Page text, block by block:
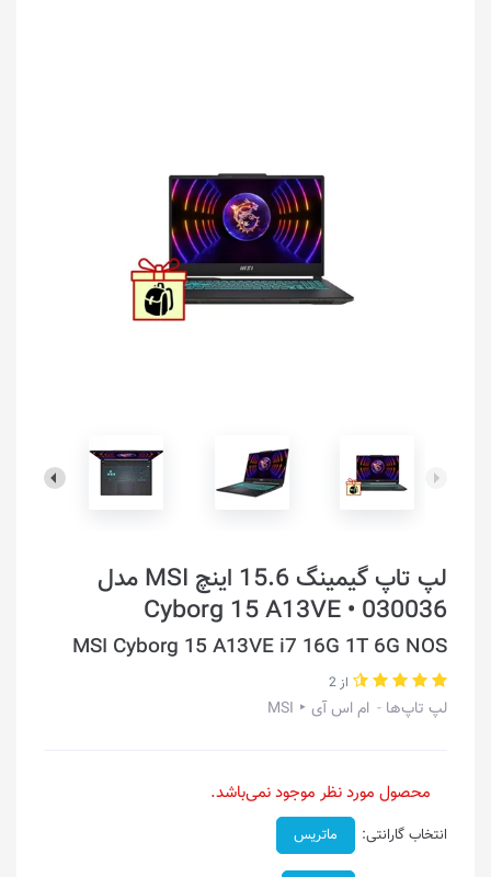
لپ تاپ گیمینگ 15.6 اینچ MSI مدل
Cyborg 15 A13VE • 030036
MSI Cyborg 15 A13VE i7 16G 1T 6G NOS
از 2
لپ تاپ‌ها ام اس آی ‣ MSI
محصول مورد نظر موجود نمی‌باشد.
انتخاب گارانتی: ماتریس